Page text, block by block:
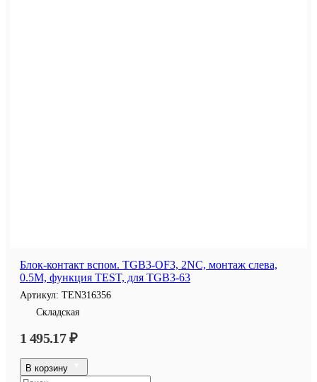
Блок-контакт вспом. TGB3-OF3, 2NC, монтаж слева,
0.5M, функция TEST, для TGB3-63
Артикул: TEN316356
Складская
1 495.17 ₽
В корзину